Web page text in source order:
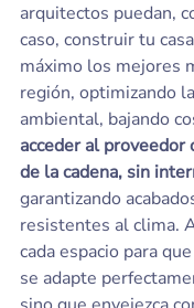
arquitectos puedan,
caso, construir tu
máximo los mejores
región, optimizando
ambiental, bajando
acceder al
de la cadena, sin
garantizando
resistentes al clima.
cada espacio para
se adapte